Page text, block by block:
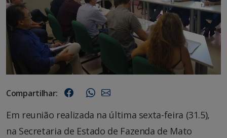
Compartilhar:
Em reunião realizada na última sexta-feira (31.5),
na Secretaria de Estado de Fazenda de Mato